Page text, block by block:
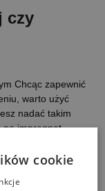
czy
Chcąc zapewnić
warto użyć
nadać takim
po impregnat
zewnętrznymi,
cookie